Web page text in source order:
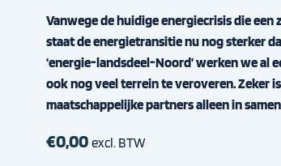
Vanwege de huidige energiecrisis die
staat de energietransitie nu nog sterker
‘energie-landsdeel-Noord’ werken we al
ook nog veel terrein te veroveren. Zeker
maatschappelijke partners alleen in
€0,00excl. BTW